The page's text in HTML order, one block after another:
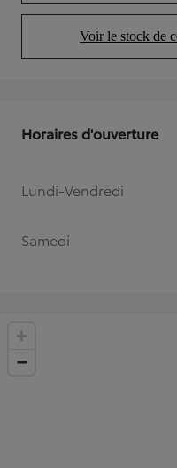
Voir le stock de
Horaires d'ouverture
Lundi-Vendredi
Samedi